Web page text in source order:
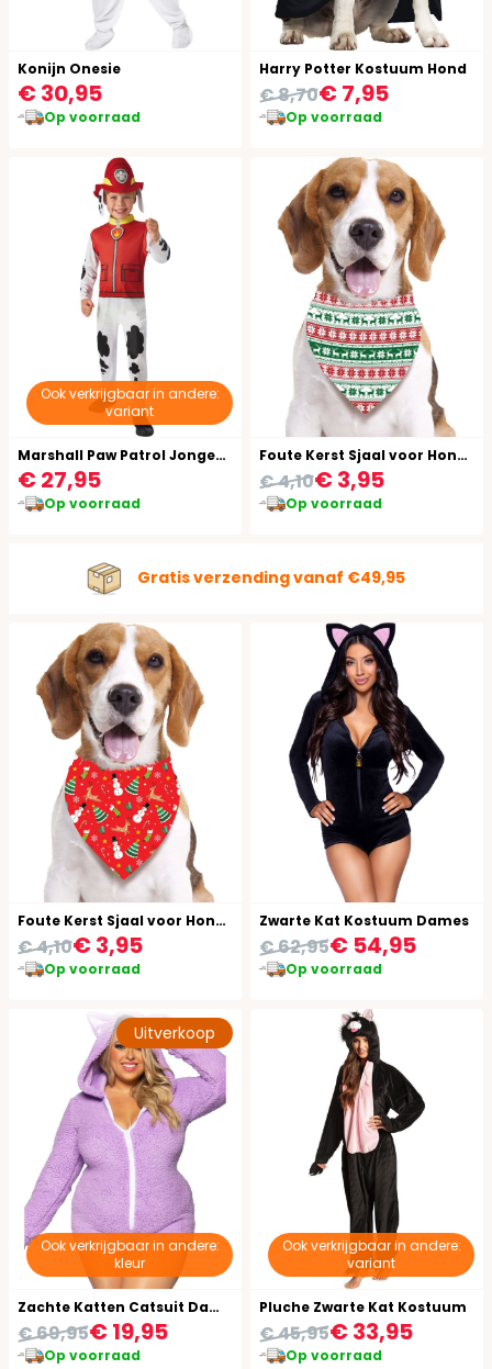
Konijn Onesie
€ 30,95
Op voorraad
Harry Potter Kostuum Hond
€ 7,95
€ 8,70
Op voorraad
Ook verkrijgbaar in andere:
variant
Marshall Paw Patrol Jongens Kostuum
€ 27,95
Op voorraad
Foute Kerst Sjaal voor Honden met Print
€ 3,95
€ 4,10
Op voorraad
Gratis verzending vanaf €49,95
Foute Kerst Sjaal voor Honden Rood
€ 3,95
€ 4,10
Op voorraad
Zwarte Kat Kostuum Dames
€ 54,95
€ 62,95
Op voorraad
Ook verkrijgbaar in andere:
kleur
Uitverkoop
Zachte Katten Catsuit Dames Paars Plus Size
€ 19,95
€ 69,95
Op voorraad
Ook verkrijgbaar in andere:
variant
Pluche Zwarte Kat Kostuum
€ 33,95
€ 45,95
Op voorraad